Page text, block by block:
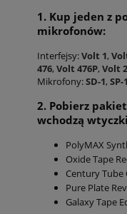
1. Kup jeden z
mikrofonów:
Interfejsy:Volt 1,
476, Volt 476P, Volt 2
Mikrofony:SD-1, SP-1
2. Pobierz
wchodzą
PolyMAX
Oxide Tape
Century Tube
Pure Plate
Galaxy Tape